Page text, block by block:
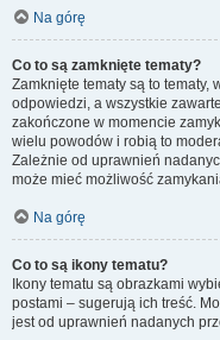
Na górę
Co to są zamknięte tematy?
Zamknięte tematy są to tematy,
odpowiedzi, a wszystkie
zakończone w momencie
wielu powodów i robią to
Zależnie od uprawnień
może mieć możliwość
Na górę
Co to są ikony tematu?
Ikony tematu są obrazkami
postami – sugerują ich treść.
jest od uprawnień nadanych